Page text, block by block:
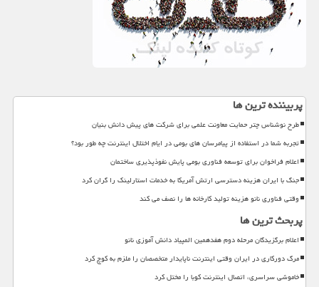
پربیننده ترین ها
طرح نوشناس چتر حمایت معاونت علمی برای شرکت های پیش دانش بنیان
تجربه شما در استفاده از پیامرسان های بومی در ایام اختلال اینترنت چه طور بود؟
اعلام فراخوان برای توسعه فناوری بومی پایش نفوذپذیری ساختمان
جنگ با ایران هزینه دسترسی ارتش آمریکا به خدمات استارلینک را گران کرد
وقتی فناوری نانو هزینه تولید کارخانه ها را نصف می کند
پربحث ترین ها
اعلام برگزیدگان مرحله دوم هفدهمین المپیاد دانش آموزی نانو
مرگ دورکاری در ایران وقتی اینترنت ناپایدار متخصصان را ملزم به کوچ کرد
خاموشی سراسری، اتصال اینترنت کوبا را مختل کرد